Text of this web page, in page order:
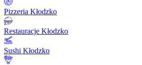
Pizzeria Kłodzko
Restauracje Kłodzko
Sushi Kłodzko